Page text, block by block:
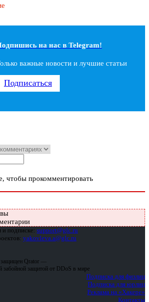
на наc в Telegram!
важные новости и лучшие статьи
Подписаться
чтобы прокомментировать
подписке: support@glc.ru
yakovleva.a@glc.ru
защищен Qrator —
забойной защитой от DDoS в мире
Подписка для физлиц
Подписка для юрлиц
Реклама на «Хакере»
Контакты